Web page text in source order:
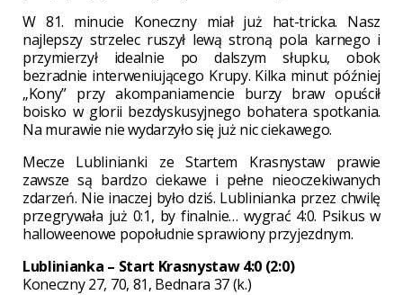
W 81. minucie Koneczny miał już hat-tricka. Nasz
najlepszy strzelec ruszył lewą stroną pola karnego i
przymierzył idealnie po dalszym słupku, obok
bezradnie interweniującego Krupy. Kilka minut później
„Kony” przy akompaniamencie burzy braw opuścił
boisko w glorii bezdyskusyjnego bohatera spotkania.
Na murawie nie wydarzyło się już nic ciekawego.
Mecze Lublinianki ze Startem Krasnystaw prawie
zawsze są bardzo ciekawe i pełne nieoczekiwanych
zdarzeń. Nie inaczej było dziś. Lublinianka przez chwilę
przegrywała już 0:1, by finalnie… wygrać 4:0. Psikus w
halloweenowe popołudnie sprawiony przyjezdnym.
Lublinianka – Start Krasnystaw 4:0 (2:0)
Koneczny 27, 70, 81, Bednara 37 (k.)